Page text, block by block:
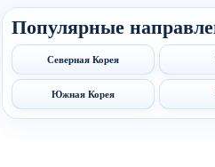
Популярные
Северная Корея
Южная Корея